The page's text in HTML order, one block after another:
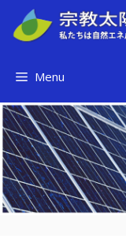
へ
ス
キ
ッ
プ
Menu